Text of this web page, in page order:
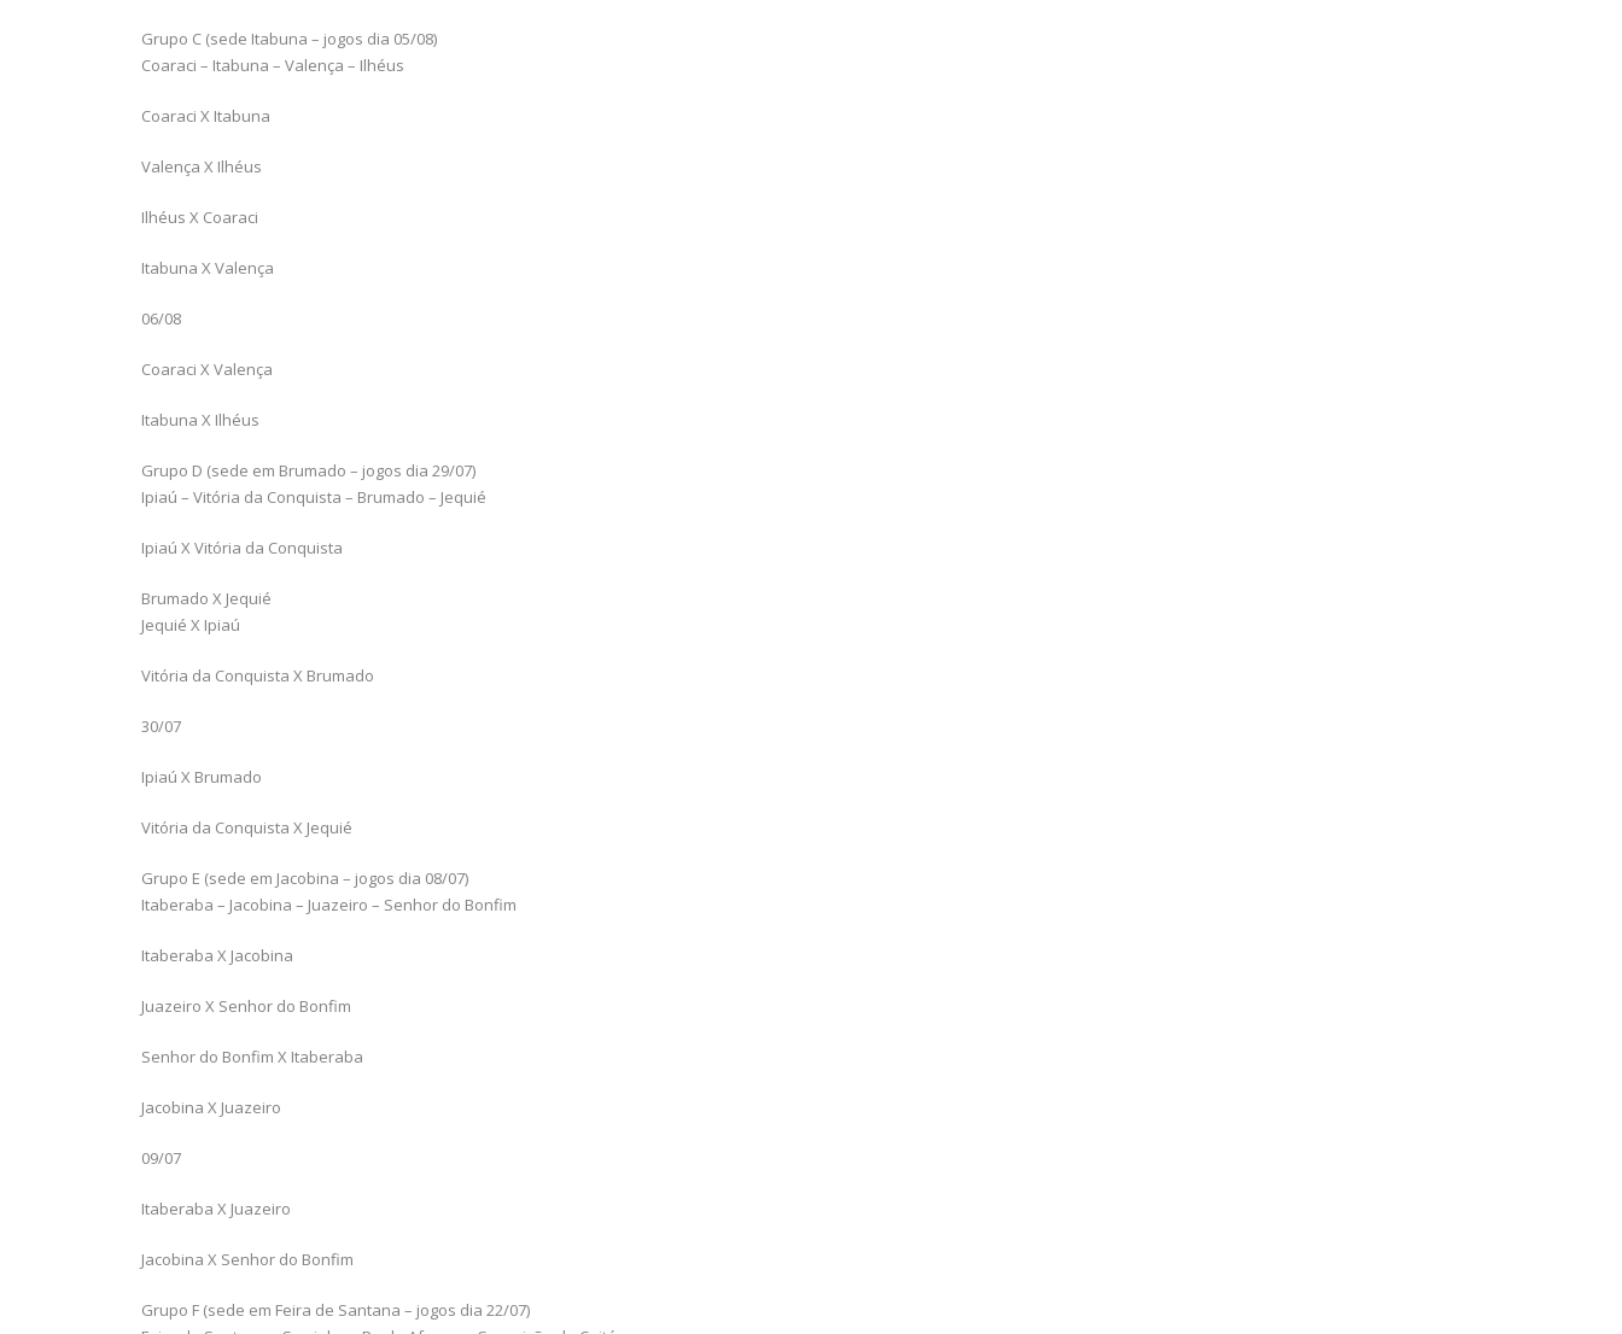
Grupo C (sede Itabuna – jogos dia 05/08)
Coaraci – Itabuna – Valença – Ilhéus
Coaraci X Itabuna
Valença X Ilhéus
Ilhéus X Coaraci
Itabuna X Valença
06/08
Coaraci X Valença
Itabuna X Ilhéus
Grupo D (sede em Brumado – jogos dia 29/07)
Ipiaú – Vitória da Conquista – Brumado – Jequié
Ipiaú X Vitória da Conquista
Brumado X Jequié
Jequié X Ipiaú
Vitória da Conquista X Brumado
30/07
Ipiaú X Brumado
Vitória da Conquista X Jequié
Grupo E (sede em Jacobina – jogos dia 08/07)
Itaberaba – Jacobina – Juazeiro – Senhor do Bonfim
Itaberaba X Jacobina
Juazeiro X Senhor do Bonfim
Senhor do Bonfim X Itaberaba
Jacobina X Juazeiro
09/07
Itaberaba X Juazeiro
Jacobina X Senhor do Bonfim
Grupo F (sede em Feira de Santana – jogos dia 22/07)